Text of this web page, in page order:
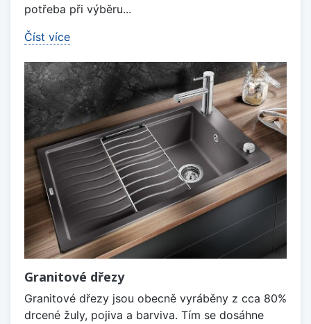
potřeba při výběru...
Číst více
Granitové dřezy
Granitové dřezy jsou obecně vyráběny z cca 80%
drcené žuly, pojiva a barviva. Tím se dosáhne